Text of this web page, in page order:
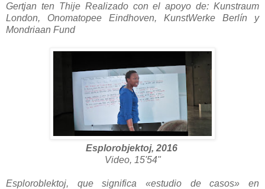
Gertjan ten Thije Realizado con el apoyo de: Kunstraum
London, Onomatopee Eindhoven, KunstWerke Berlín y
Mondriaan Fund
Esplorobjektoj, 2016
Video, 15'54"
Esploroblektoj, que significa «estudio de casos» en